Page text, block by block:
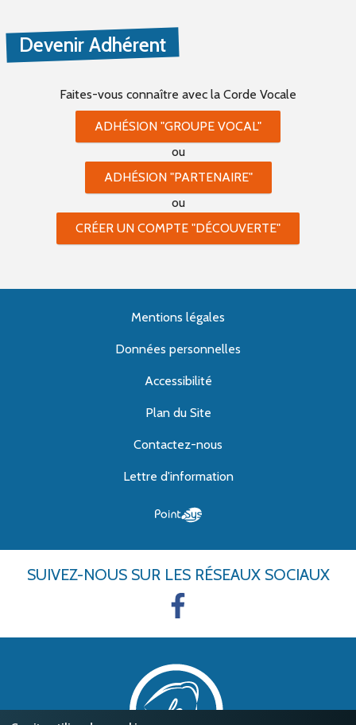
Devenir Adhérent
Faites-vous connaître avec la Corde Vocale
ADHÉSION "GROUPE VOCAL"
ou
ADHÉSION "PARTENAIRE"
ou
CRÉER UN COMPTE "DÉCOUVERTE"
Mentions légales
Données personnelles
Accessibilité
Plan du Site
Contactez-nous
Lettre d'information
SUIVEZ-NOUS SUR LES RÉSEAUX SOCIAUX